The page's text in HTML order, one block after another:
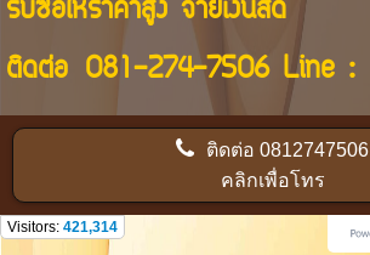
รับซื้อให้ราคาสูง จ่ายเงินสด
ติดต่อ 081-274-7506Line :
ติดต่อ0812747506
คลิกเพื่อโทร
Visitors: 421,314